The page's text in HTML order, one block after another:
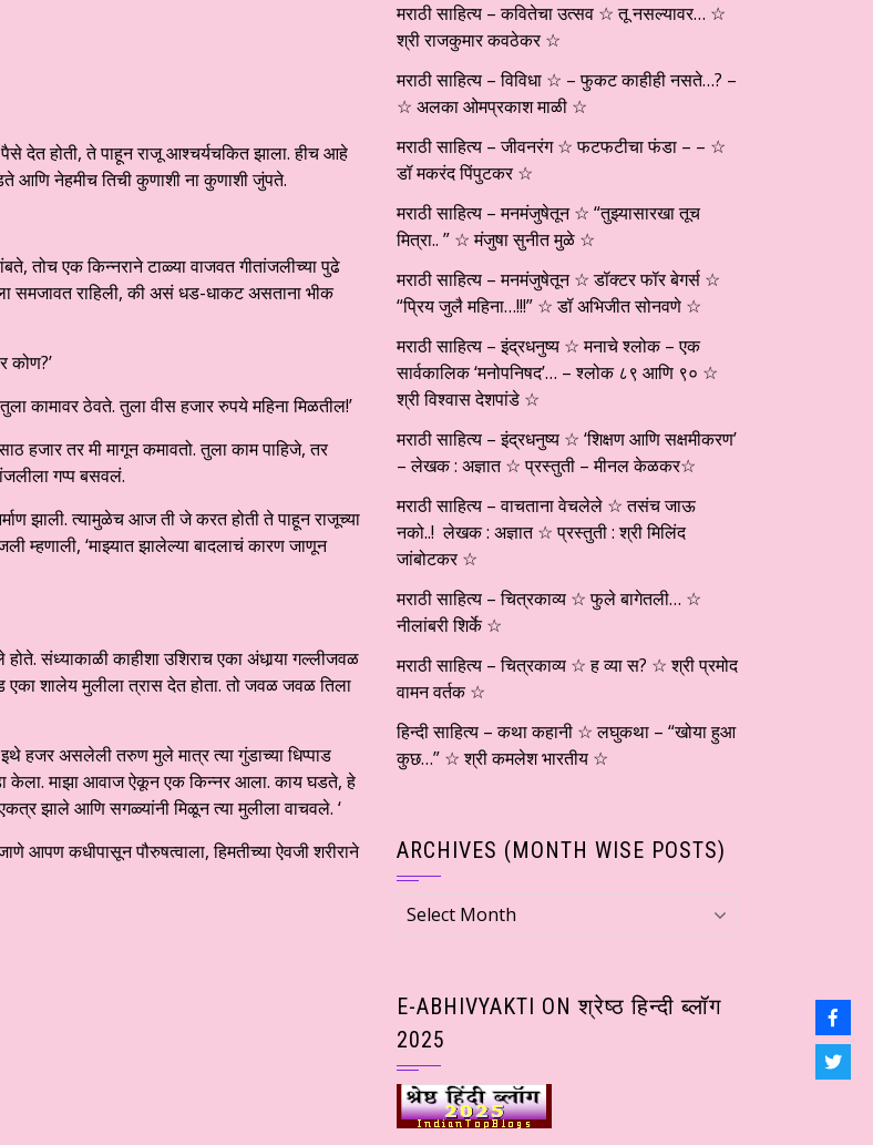
पैसे देत होती, ते पाहून राजू आश्चर्यचकित झाला. हीच आहे
आणि नेहमीच तिची कुणाशी ना कुणाशी जुंपते.
तोच एक किन्नराने टाळ्या वाजवत गीतांजलीच्या पुढे
समजावत राहिली, की असं धड-धाकट असताना भीक
कोण?’
कामावर ठेवते. तुला वीस हजार रुपये महिना मिळतील!’
हजार तर मी मागून कमावतो. तुला काम पाहिजे, तर
गप्प बसवलं.
झाली. त्यामुळेच आज ती जे करत होती ते पाहून राजूच्या
म्हणाली, ‘माझ्यात झालेल्या बादलाचं कारण जाणून
संध्याकाळी काहीशा उशिराच एका अंधार्‍या गल्लीजवळ
एका शालेय मुलीला त्रास देत होता. तो जवळ जवळ तिला
इथे हजर असलेली तरुण मुले मात्र त्या गुंडाच्या धिप्पाड
केला. माझा आवाज ऐकून एक किन्नर आला. काय घडते, हे
झाले आणि सगळ्यांनी मिळून त्या मुलीला वाचवले. ‘
आपण कधीपासून पौरुषत्वाला, हिमतीच्या ऐवजी शरीराने
मराठी साहित्य – कवितेचा उत्सव ☆ तू नसल्यावर… ☆
श्री राजकुमार कवठेकर ☆
मराठी साहित्य – विविधा ☆ – फुकट काहीही नसते…? –
☆ अलका ओमप्रकाश माळी ☆
मराठी साहित्य – जीवनरंग ☆ फटफटीचा फंडा – – ☆
डॉ मकरंद पिंपुटकर ☆
मराठी साहित्य – मनमंजुषेतून ☆ “तुझ्यासारखा तूच
मित्रा.. ” ☆ मंजुषा सुनीत मुळे ☆
मराठी साहित्य – मनमंजुषेतून ☆ डॉक्टर फॉर बेगर्स ☆
“प्रिय जुलै महिना…!!!” ☆ डॉ अभिजीत सोनवणे ☆
मराठी साहित्य – इंद्रधनुष्य ☆ मनाचे श्लोक – एक
सार्वकालिक ‘मनोपनिषद’… – श्लोक ८९ आणि ९० ☆
श्री विश्वास देशपांडे ☆
मराठी साहित्य – इंद्रधनुष्य ☆ ‘शिक्षण आणि सक्षमीकरण’
– लेखक : अज्ञात ☆ प्रस्तुती – मीनल केळकर☆
मराठी साहित्य – वाचताना वेचलेले ☆ तसंच जाऊ
नको..! लेखक : अज्ञात ☆ प्रस्तुती : श्री मिलिंद
जांबोटकर ☆
मराठी साहित्य – चित्रकाव्य ☆ फुले बागेतली… ☆
नीलांबरी शिर्के ☆
मराठी साहित्य – चित्रकाव्य ☆ ह व्या स? ☆ श्री प्रमोद
वामन वर्तक ☆
हिन्दी साहित्य – कथा कहानी ☆ लघुकथा – “खोया हुआ
कुछ…” ☆ श्री कमलेश भारतीय ☆
ARCHIVES (MONTH WISE POSTS)
Archives
(Month
E-ABHIVYAKTI ON श्रेष्ठ हिन्दी ब्लॉग
2025